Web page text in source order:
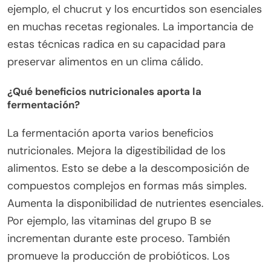
ejemplo, el chucrut y los encurtidos son esenciales
en muchas recetas regionales. La importancia de
estas técnicas radica en su capacidad para
preservar alimentos en un clima cálido.
¿Qué beneficios nutricionales aporta la
fermentación?
La fermentación aporta varios beneficios
nutricionales. Mejora la digestibilidad de los
alimentos. Esto se debe a la descomposición de
compuestos complejos en formas más simples.
Aumenta la disponibilidad de nutrientes esenciales.
Por ejemplo, las vitaminas del grupo B se
incrementan durante este proceso. También
promueve la producción de probióticos. Los